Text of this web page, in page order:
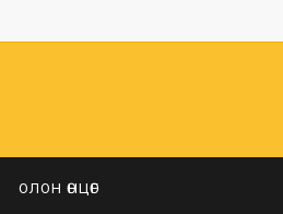
ОЛОН ӨНЦӨГ